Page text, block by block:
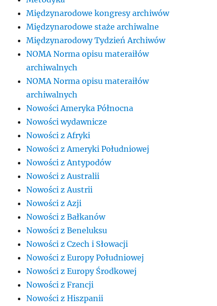
Międzynarodowe kongresy archiwów
Międzynarodowe staże archiwalne
Międzynarodowy Tydzień Archiwów
NOMA Norma opisu materaiłów
archiwalnych
NOMA Norma opisu materaiłów
archiwalnych
Nowości Ameryka Północna
Nowości wydawnicze
Nowości z Afryki
Nowości z Ameryki Południowej
Nowości z Antypodów
Nowości z Australii
Nowości z Austrii
Nowości z Azji
Nowości z Bałkanów
Nowości z Beneluksu
Nowości z Czech i Słowacji
Nowości z Europy Południowej
Nowości z Europy Środkowej
Nowości z Francji
Nowości z Hiszpanii